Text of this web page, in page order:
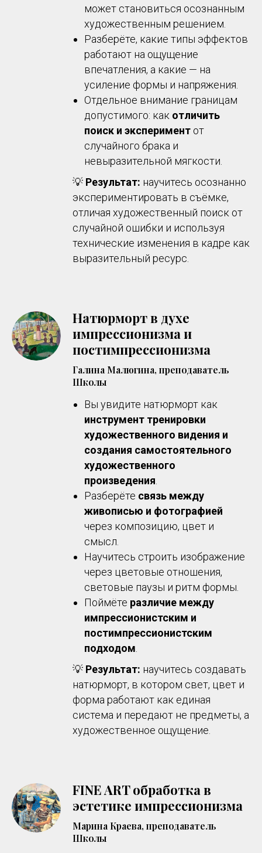
может становиться осознанным
художественным решением.
Разберёте, какие типы эффектов
работают на ощущение
впечатления, а какие — на
усиление формы и напряжения.
Отдельное внимание границам
допустимого: как отличить
поиск и эксперимент от
случайного брака и
невыразительной мягкости.
💡 Результат: научитесь осознанно
экспериментировать в съёмке,
отличая художественный поиск от
случайной ошибки и используя
технические изменения в кадре как
выразительный ресурс.
Натюрморт в духе
импрессионизма и
постимпрессионизма
Галина Малюгина, преподаватель
Школы
Вы увидите натюрморт как
инструмент тренировки
художественного видения и
создания самостоятельного
художественного
произведения
Разберёте связь между
живописью и фотографией
через композицию, цвет и
смысл.
Научитесь строить изображение
через цветовые отношения,
световые паузы и ритм формы.
Поймёте различие между
импрессионистским и
постимпрессионистским
подходом
💡 Результат: научитесь создавать
натюрморт, в котором свет, цвет и
форма работают как единая
система и передают не предметы, а
художественное ощущение.
FINE ART обработка в
эстетике импрессионизма
Марина Краева, преподаватель
Школы